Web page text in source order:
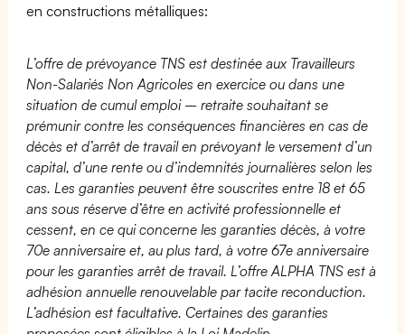
en constructions métalliques:
L’offre de prévoyance TNS est destinée aux Travailleurs
Non-Salariés Non Agricoles en exercice ou dans une
situation de cumul emploi – retraite souhaitant se
prémunir contre les conséquences financières en cas de
décès et d’arrêt de travail en prévoyant le versement d’un
capital, d’une rente ou d’indemnités journalières selon les
cas. Les garanties peuvent être souscrites entre 18 et 65
ans sous réserve d’être en activité professionnelle et
cessent, en ce qui concerne les garanties décès, à votre
70e anniversaire et, au plus tard, à votre 67e anniversaire
pour les garanties arrêt de travail. L’offre ALPHA TNS est à
adhésion annuelle renouvelable par tacite reconduction.
L’adhésion est facultative. Certaines des garanties